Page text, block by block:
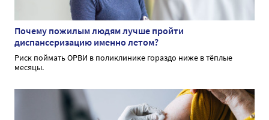
Почему пожилым людям лучше пройти
диспансеризацию именно летом?
Риск поймать ОРВИ в поликлинике гораздо ниже в тёплые
месяцы.